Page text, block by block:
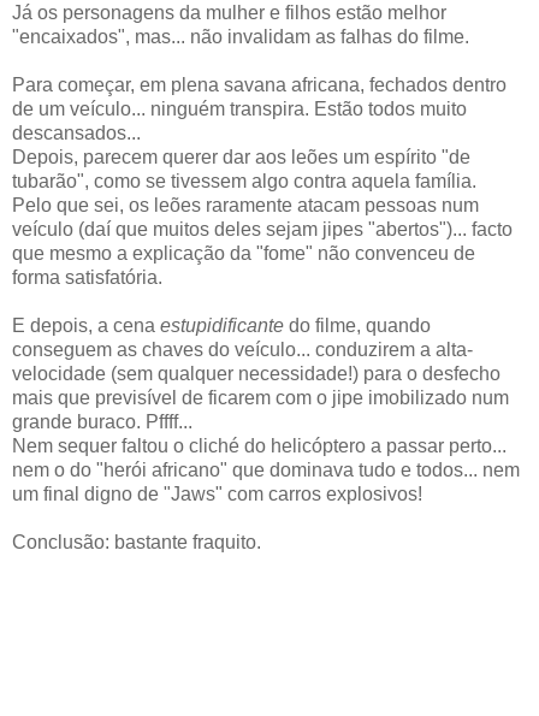
Já os personagens da mulher e filhos estão melhor
"encaixados", mas... não invalidam as falhas do filme.
Para começar, em plena savana africana, fechados dentro
de um veículo... ninguém transpira. Estão todos muito
descansados...
Depois, parecem querer dar aos leões um espírito "de
tubarão", como se tivessem algo contra aquela família.
Pelo que sei, os leões raramente atacam pessoas num
veículo (daí que muitos deles sejam jipes "abertos")... facto
que mesmo a explicação da "fome" não convenceu de
forma satisfatória.
E depois, a cena estupidificante do filme, quando
conseguem as chaves do veículo... conduzirem a alta-
velocidade (sem qualquer necessidade!) para o desfecho
mais que previsível de ficarem com o jipe imobilizado num
grande buraco. Pffff...
Nem sequer faltou o cliché do helicóptero a passar perto...
nem o do "herói africano" que dominava tudo e todos... nem
um final digno de "Jaws" com carros explosivos!
Conclusão: bastante fraquito.